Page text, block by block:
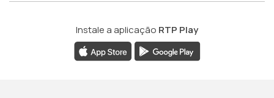
Instale a aplicação RTP Play